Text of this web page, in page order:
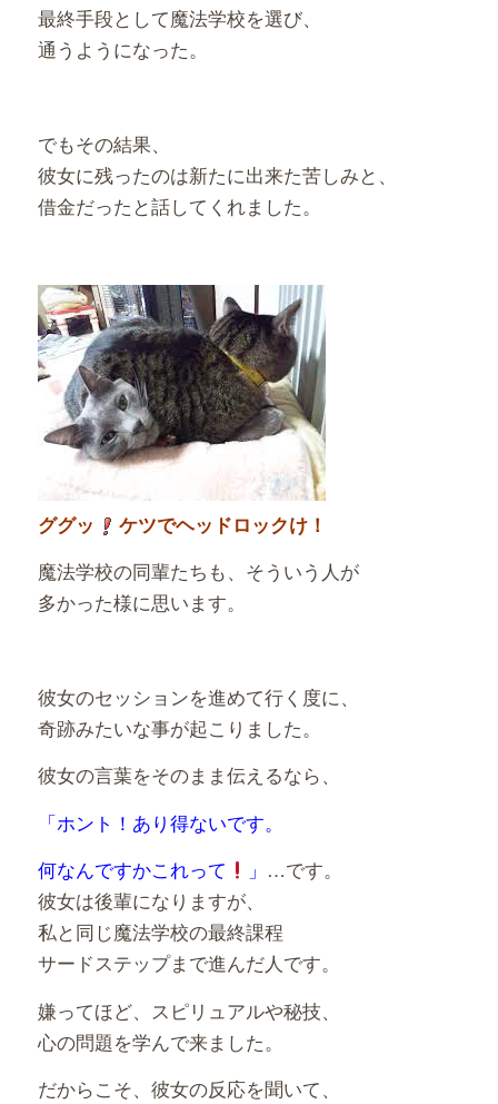
最終手段として魔法学校を選び、
通うようになった。
でもその結果、
彼女に残ったのは新たに出来た苦しみと、
借金だったと話してくれました。
ググッ ケツでヘッドロックけ！
魔法学校の同輩たちも、そういう人が
多かった様に思います。
彼女のセッションを進めて行く度に、
奇跡みたいな事が起こりました。
彼女の言葉をそのまま伝えるなら、
「ホント！あり得ないです。
何なんですかこれって
」 …です。
彼女は後輩になりますが、
私と同じ魔法学校の最終課程
サードステップまで進んだ人です。
嫌ってほど、スピリュアルや秘技、
心の問題を学んで来ました。
だからこそ、彼女の反応を聞いて、